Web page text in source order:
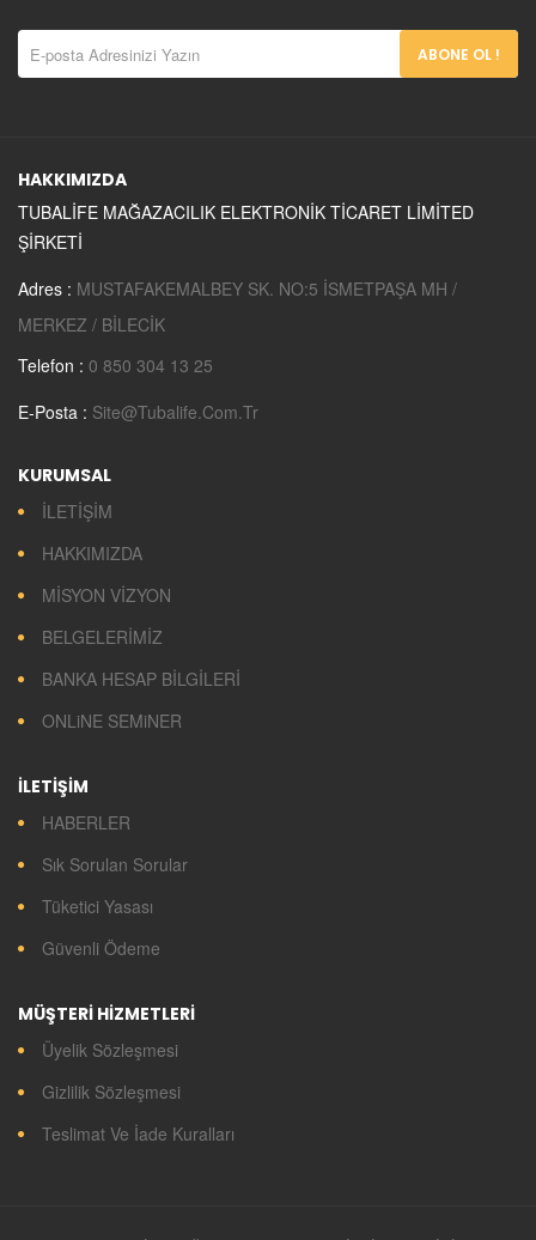
ABONE OL !
HAKKIMIZDA
TUBALİFE MAĞAZACILIK ELEKTRONİK TİCARET LİMİTED
ŞİRKETİ
Adres : MUSTAFAKEMALBEY SK. NO:5 İSMETPAŞA MH /
MERKEZ / BİLECİK
Telefon : 0 850 304 13 25
E-Posta : Site@tubalife.com.tr
KURUMSAL
İLETİŞİM
HAKKIMIZDA
MİSYON VİZYON
BELGELERİMİZ
BANKA HESAP BİLGİLERİ
ONLiNE SEMiNER
İLETİŞİM
HABERLER
Sık Sorulan Sorular
Tüketici Yasası
Güvenli Ödeme
MÜŞTERİ HİZMETLERİ
Üyelik Sözleşmesi
Gizlilik Sözleşmesi
Teslimat Ve İade Kuralları